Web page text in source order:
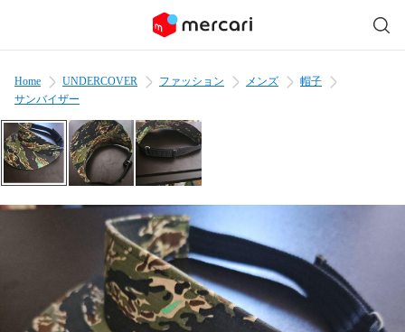
Home UNDERCOVER ファッション メンズ
帽子
サンバイザー